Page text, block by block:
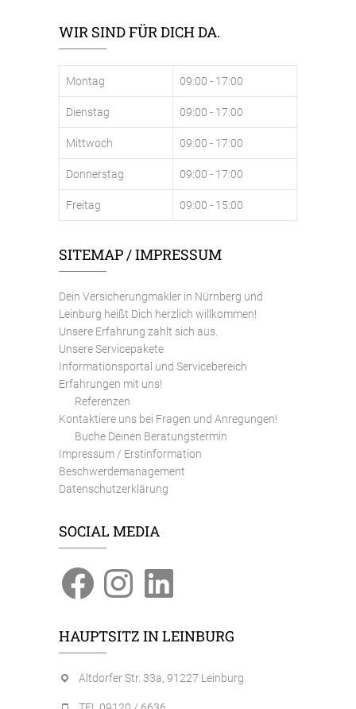
WIR SIND FÜR DICH DA.
Montag 09:00 - 17:00
Dienstag 09:00 - 17:00
Mittwoch 09:00 - 17:00
Donnerstag 09:00 - 17:00
Freitag 09:00 - 15:00
SITEMAP / IMPRESSUM
Dein Versicherungmakler in Nürnberg und
Leinburg heißt Dich herzlich willkommen!
Unsere Erfahrung zahlt sich aus.
Unsere Servicepakete
Informationsportal und Servicebereich
Erfahrungen mit uns!
Referenzen
Kontaktiere uns bei Fragen und Anregungen!
Buche Deinen Beratungstermin
Impressum / Erstinformation
Beschwerdemanagement
Datenschutzerklärung
SOCIAL MEDIA
FacebookInstagramLinkedIn
HAUPTSITZ IN LEINBURG
Altdorfer Str. 33a, 91227 Leinburg